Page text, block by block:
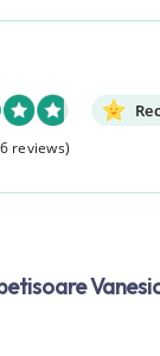
reviews)